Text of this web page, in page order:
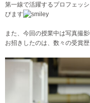
第一線で活躍するプロフェッ
びます
また、今回の授業中は写真撮影
お招きしたのは、数々の受賞